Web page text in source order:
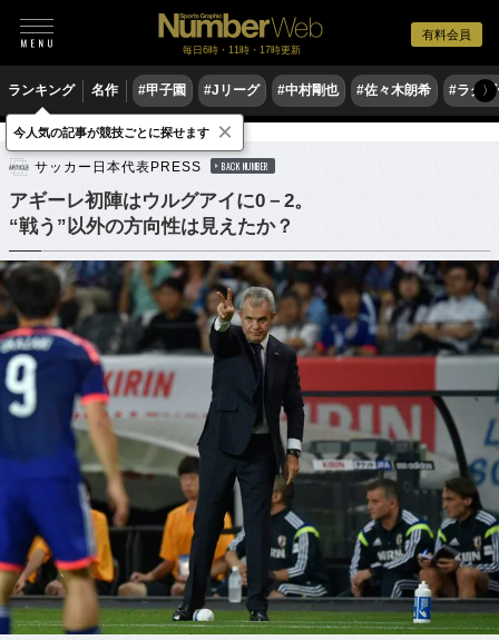
有料会員
毎日6時・11時・17時更新
ランキング 名作 #甲子園 #Jリーグ #中村剛也 #佐々木朗希 #ラグ〉
サッカー サッカー日本代表
サッカー日本代表PRESS BACK NUMBER
アギーレ初陣はウルグアイに0－2。
“戦う”以外の方向性は見えたか？
今人気の記事が競技ごとに探せます ×